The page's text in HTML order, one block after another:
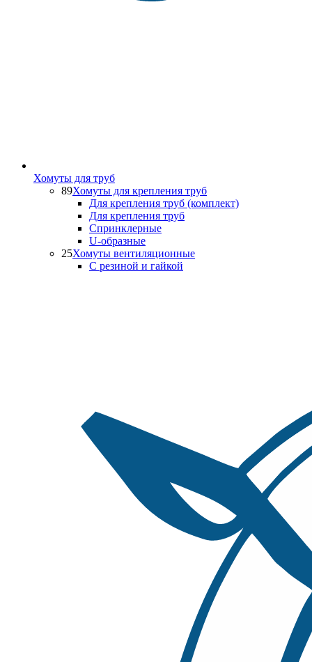
Хомуты для труб
89Хомуты для крепления труб
Для крепления труб (комплект)
Для крепления труб
Спринклерные
U-образные
25Хомуты вентиляционные
С резиной и гайкой